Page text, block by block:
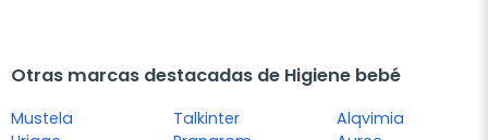
Otras marcas destacadas de Higiene bebé
Mustela
Talkinter
Alqvimia